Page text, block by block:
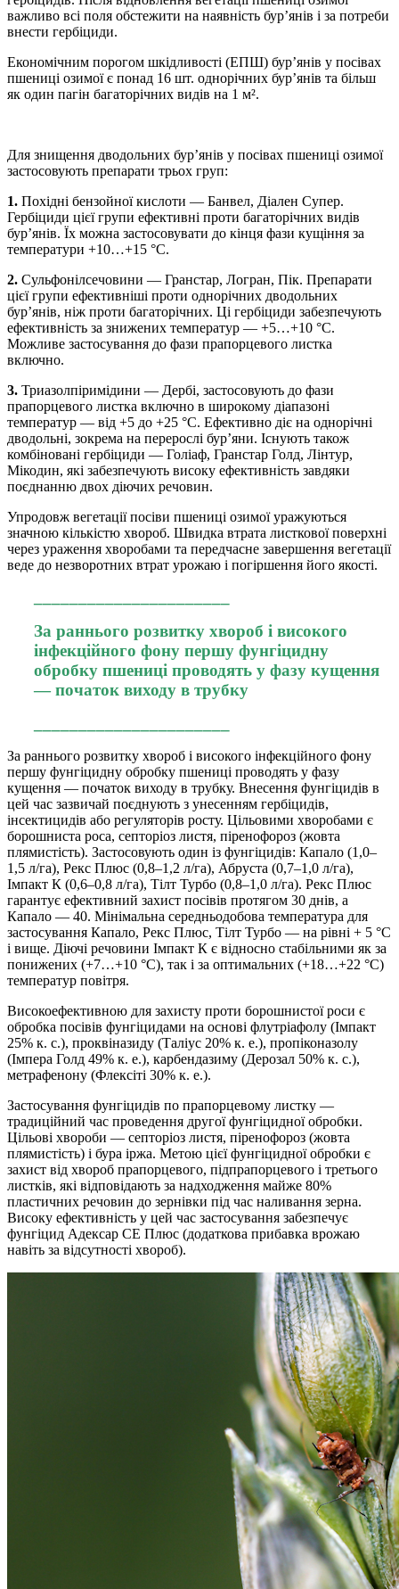
важливо всі поля обстежити на наявність бур’янів і за потреби
внести гербіциди.
Економічним порогом шкідливості (ЕПШ) бур’янів у посівах
пшениці озимої є понад 16 шт. однорічних бур’янів та більш
як один пагін багаторічних видів на 1 м².
Для знищення дводольних бур’янів у посівах пшениці озимої
застосовують препарати трьох груп:
1. Похідні бензойної кисло­­­­­ти — Банвел, Діален Супер.
Гербіциди цієї групи ефективні проти багаторічних видів
бур’янів. Їх можна застосовувати до кінця фази кущіння за
температури +10…+15 °С.
2. Сульфонілсечовини — Гранстар, Логран, Пік. Препарати
цієї групи ефективніші проти однорічних дводольних
бур’янів, ніж проти багаторічних. Ці гербіциди забезпечують
ефективність за знижених температур — +5…+10 °С.
Можливе застосування до фази прапорцевого листка
включно.
3. Триазолпіримідини — Дербі, застосовують до фази
прапорцевого листка включно в широкому діапазоні
температур — від +5 до +25 °С. Ефективно діє на однорічні
дводольні, зокрема на перерослі бур’яни. Існують також
комбіновані гербіциди — Голіаф, Гранстар Голд, Лінтур,
Мікодин, які забезпечують високу ефективність завдяки
поєднанню двох діючих речовин.
Упродовж вегетації посіви пшениці озимої уражуються
значною кількістю хвороб. Швидка втрата листкової поверхні
через ураження хворобами та передчасне завершення вегетації
веде до незворотних втрат урожаю і погіршення його якості.
За раннього розвитку хвороб і високого
інфекційного фону першу фунгіцидну
обробку пшениці проводять у фазу кущення
— початок виходу в трубку
За раннього розвитку хвороб і високого інфекційного фону
першу фунгіцидну обробку пшениці проводять у фазу
кущення — початок виходу в трубку. Внесення фунгіцидів в
цей час зазвичай поєднують з унесенням гербіцидів,
інсектицидів або регуляторів росту. Цільовими хворобами є
борошниста роса, септоріоз листя, піренофороз (жовта
плямистість). Застосовують один із фунгіцидів: Капало (1,0–
1,5 л/га), Рекс Плюс (0,8–1,2 л/га), Абруста (0,7–1,0 л/га),
Імпакт К (0,6–0,8 л/га), Тілт Турбо (0,8–1,0 л/га). Рекс Плюс
гарантує ефективний захист посівів протягом 30 днів, а
Капало — 40. Мінімальна середньодобова температура для
застосування Капало, Рекс Плюс, Тілт Турбо — на рівні + 5 °С
і вище. Діючі речовини Імпакт К є відносно стабільними як за
понижених (+7…+10 °С), так і за оптимальних (+18…+22 °С)
температур повітря.
Високоефективною для захисту проти борошнистої роси є
обробка посівів фунгіцидами на основі флутріафолу (Імпакт
25% к. с.), проквіназиду (Таліус 20% к. е.), пропіконазолу
(Імпера Голд 49% к. е.), карбендазиму (Дерозал 50% к. с.),
метрафенону (Флексіті 30% к. е.).
Застосування фунгіцидів по прапорцевому листку —
традиційний час проведення другої фунгіцидної обробки.
Цільові хвороби — септоріоз листя, піренофороз (жовта
плямистість) і бура іржа. Метою цієї фунгіцидної обробки є
захист від хвороб прапорцевого, підпрапорцевого і третього
листків, які відповідають за надходження майже 80%
пластичних речовин до зернівки під час наливання зерна.
Високу ефективність у цей час застосування забезпечує
фунгіцид Адексар СЕ Плюс (додаткова прибавка врожаю
навіть за відсутності хвороб).